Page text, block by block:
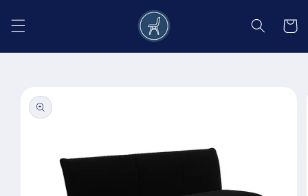
conținut
Coș
informațiile
despre
produs